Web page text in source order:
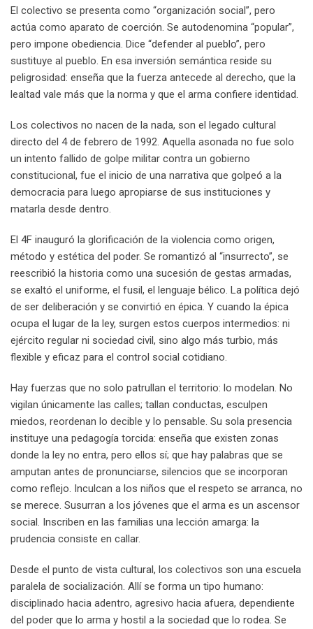
El colectivo se presenta como “organización social”, pero
actúa como aparato de coerción. Se autodenomina “popular”,
pero impone obediencia. Dice “defender al pueblo”, pero
sustituye al pueblo. En esa inversión semántica reside su
peligrosidad: enseña que la fuerza antecede al derecho, que la
lealtad vale más que la norma y que el arma confiere identidad.
Los colectivos no nacen de la nada, son el legado cultural
directo del 4 de febrero de 1992. Aquella asonada no fue solo
un intento fallido de golpe militar contra un gobierno
constitucional, fue el inicio de una narrativa que golpeó a la
democracia para luego apropiarse de sus instituciones y
matarla desde dentro.
El 4F inauguró la glorificación de la violencia como origen,
método y estética del poder. Se romantizó al “insurrecto”, se
reescribió la historia como una sucesión de gestas armadas,
se exaltó el uniforme, el fusil, el lenguaje bélico. La política dejó
de ser deliberación y se convirtió en épica. Y cuando la épica
ocupa el lugar de la ley, surgen estos cuerpos intermedios: ni
ejército regular ni sociedad civil, sino algo más turbio, más
flexible y eficaz para el control social cotidiano.
Hay fuerzas que no solo patrullan el territorio: lo modelan. No
vigilan únicamente las calles; tallan conductas, esculpen
miedos, reordenan lo decible y lo pensable. Su sola presencia
instituye una pedagogía torcida: enseña que existen zonas
donde la ley no entra, pero ellos sí; que hay palabras que se
amputan antes de pronunciarse, silencios que se incorporan
como reflejo. Inculcan a los niños que el respeto se arranca, no
se merece. Susurran a los jóvenes que el arma es un ascensor
social. Inscriben en las familias una lección amarga: la
prudencia consiste en callar.
Desde el punto de vista cultural, los colectivos son una escuela
paralela de socialización. Allí se forma un tipo humano:
disciplinado hacia adentro, agresivo hacia afuera, dependiente
del poder que lo arma y hostil a la sociedad que lo rodea. Se